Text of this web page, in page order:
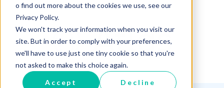
o find out more about the cookies we use, see our
Privacy Policy.
We won't track your information when you visit our
site. But in order to comply with your preferences,
we'll have to use just one tiny cookie so that you're
not asked to make this choice again.
Accept Decline